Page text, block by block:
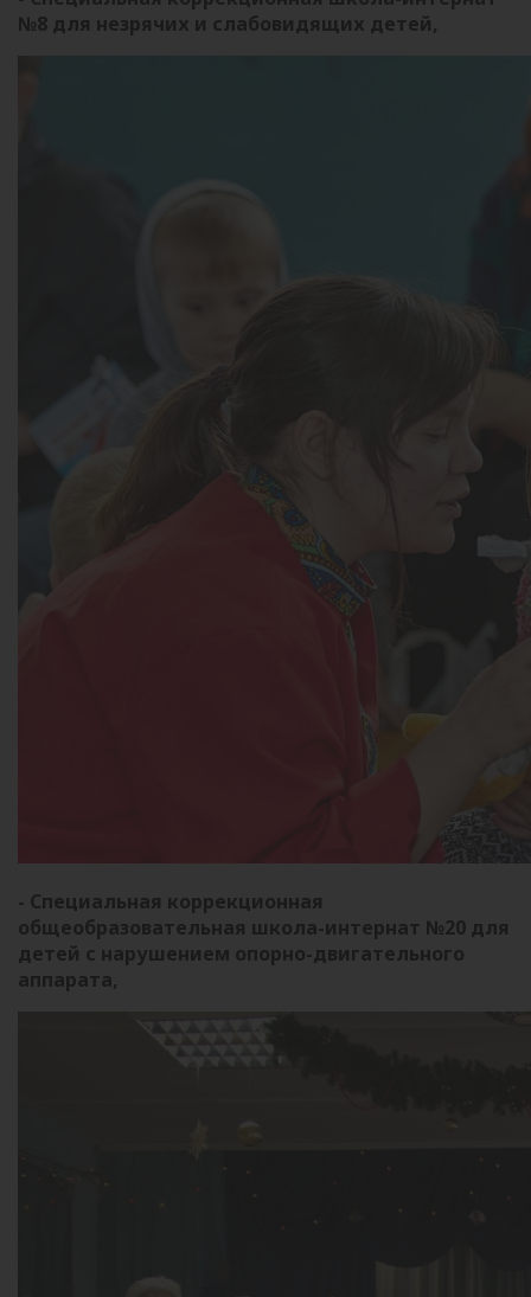
№8 для незрячих и слабовидящих детей,
- Специальная коррекционная
общеобразовательная школа-интернат №20 для
детей с нарушением опорно-двигательного
аппарата,